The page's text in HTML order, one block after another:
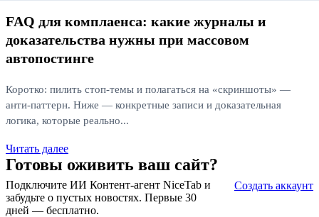
FAQ для комплаенса: какие журналы и
доказательства нужны при массовом
автопостинге
Коротко: пилить стоп‑темы и полагаться на «скриншоты» —
анти‑паттерн. Ниже — конкретные записи и доказательная
логика, которые реально...
Читать далее
Готовы оживить ваш сайт?
Подключите ИИ Контент-агент NiceTab и
забудьте о пустых новостях. Первые 30
дней — бесплатно.
Создать аккаунт